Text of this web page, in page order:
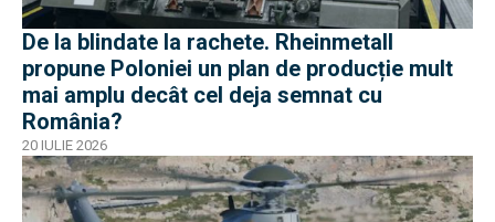
De la blindate la rachete. Rheinmetall
propune Poloniei un plan de producție mult
mai amplu decât cel deja semnat cu
România?
20 IULIE 2026